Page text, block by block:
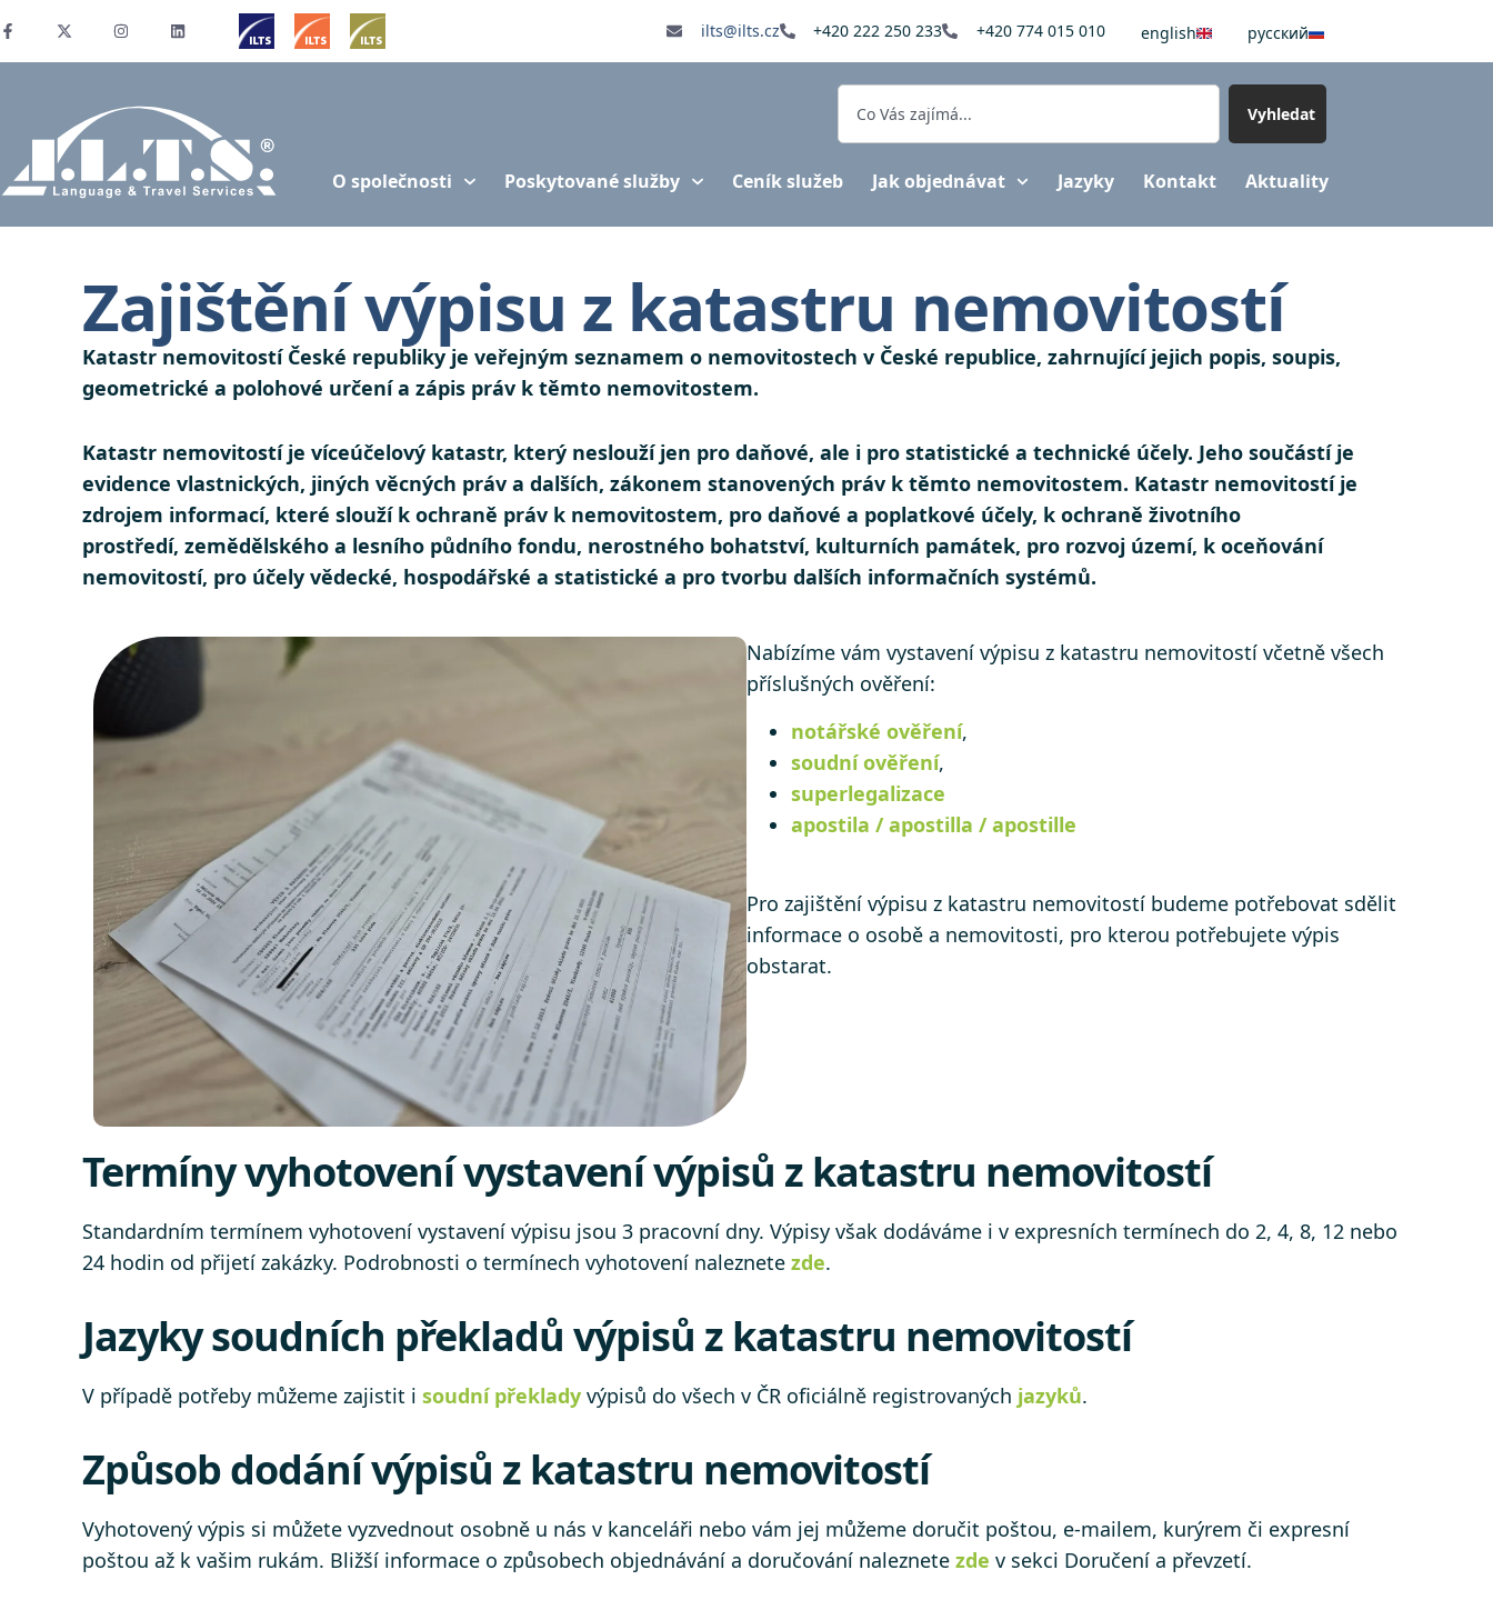
ilts@ilts.cz +420 222 250 233 +420 774 015 010 english pусский
Vyhledat
O společnosti Poskytované služby Ceník služeb Jak objednávat Jazyky Kontakt Aktuality
Zajištění výpisu z katastru nemovitostí
Katastr nemovitostí České republiky je veřejným seznamem o nemovitostech v České republice, zahrnující jejich popis, soupis,
geometrické a polohové určení a zápis práv k těmto nemovitostem.
Katastr nemovitostí je víceúčelový katastr, který neslouží jen pro daňové, ale i pro statistické a technické účely. Jeho součástí je
evidence vlastnických, jiných věcných práv a dalších, zákonem stanovených práv k těmto nemovitostem. Katastr nemovitostí je
zdrojem informací, které slouží k ochraně práv k nemovitostem, pro daňové a poplatkové účely, k ochraně životního
prostředí, zemědělského a lesního půdního fondu, nerostného bohatství, kulturních památek, pro rozvoj území, k oceňování
nemovitostí, pro účely vědecké, hospodářské a statistické a pro tvorbu dalších informačních systémů.
Nabízíme vám vystavení výpisu z katastru nemovitostí včetně všech
příslušných ověření:
notářské ověření,
soudní ověření,
superlegalizace
apostila / apostilla / apostille
Pro zajištění výpisu z katastru nemovitostí budeme potřebovat sdělit
informace o osobě a nemovitosti, pro kterou potřebujete výpis
obstarat.
Termíny vyhotovení vystavení výpisů z katastru nemovitostí
Standardním termínem vyhotovení vystavení výpisu jsou 3 pracovní dny. Výpisy však dodáváme i v expresních termínech do 2, 4, 8, 12 nebo
24 hodin od přijetí zakázky. Podrobnosti o termínech vyhotovení naleznete zde.
Jazyky soudních překladů výpisů z katastru nemovitostí
V případě potřeby můžeme zajistit i soudní překlady výpisů do všech v ČR oficiálně registrovaných jazyků.
Způsob dodání výpisů z katastru nemovitostí
Vyhotovený výpis si můžete vyzvednout osobně u nás v kanceláři nebo vám jej můžeme doručit poštou, e-mailem, kurýrem či expresní
poštou až k vašim rukám. Bližší informace o způsobech objednávání a doručování naleznete zde v sekci Doručení a převzetí.